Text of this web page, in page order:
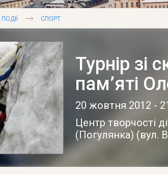
ПОДІЇ СПОРТ
Турнір зі
пам’яті
20 жовтня 2012 -
Центр творчості
(Погулянка) (вул.